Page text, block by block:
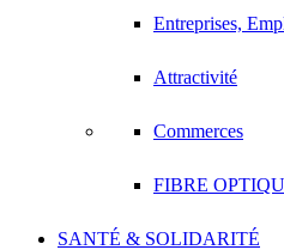
Entreprises,
Attractivité
Commerces
FIBRE
SANTÉ & SOLIDARITÉ